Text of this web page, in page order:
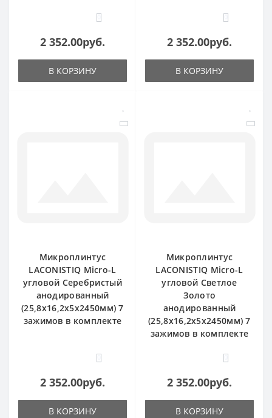
0
2 352.00руб.
В КОРЗИНУ
0
2 352.00руб.
В КОРЗИНУ
Микроплинтус
LACONISTIQ Micro-L
угловой Серебристый
анодированный
(25,8х16,2х5х2450мм) 7
зажимов в комплекте
0
2 352.00руб.
В КОРЗИНУ
Микроплинтус
LACONISTIQ Micro-L
угловой Светлое
Золото
анодированный
(25,8х16,2х5х2450мм) 7
зажимов в комплекте
0
2 352.00руб.
В КОРЗИНУ